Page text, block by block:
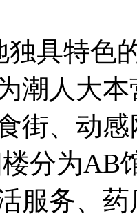
具特色
潮人大
街、动
分为AB
服务、